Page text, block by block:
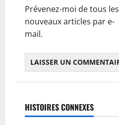
Prévenez-moi de tous les
nouveaux articles par e-
mail.
HISTOIRES CONNEXES